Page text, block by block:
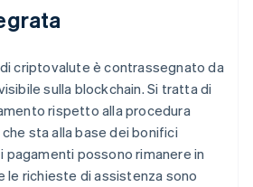
criptovalute è contrassegnato da
sulla blockchain. Si tratta di
rispetto alla procedura
sta alla base dei bonifici
pagamenti possono rimanere in
le richieste di assistenza sono